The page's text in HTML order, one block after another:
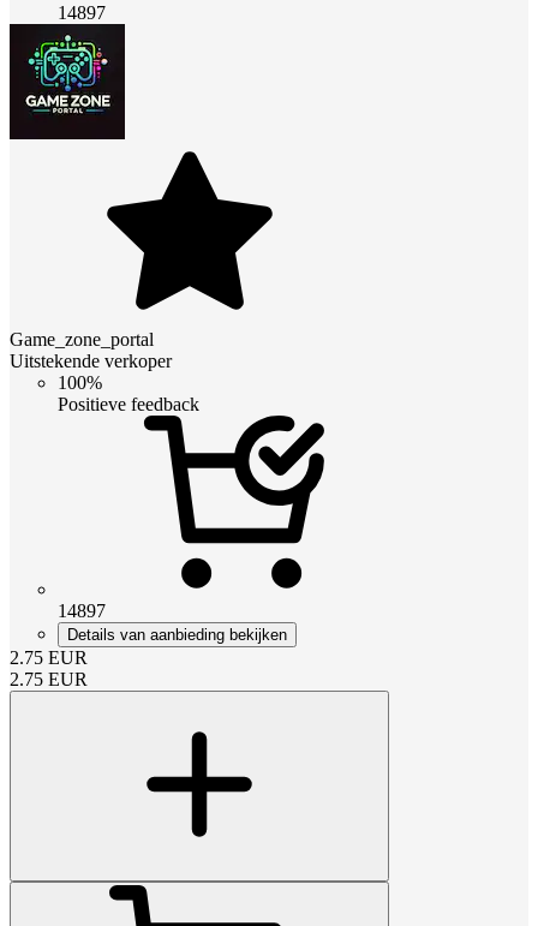
14897
Game_zone_portal
Uitstekende verkoper
100%
Positieve feedback
14897
Details van aanbieding bekijken
2.75 EUR
2.75 EUR